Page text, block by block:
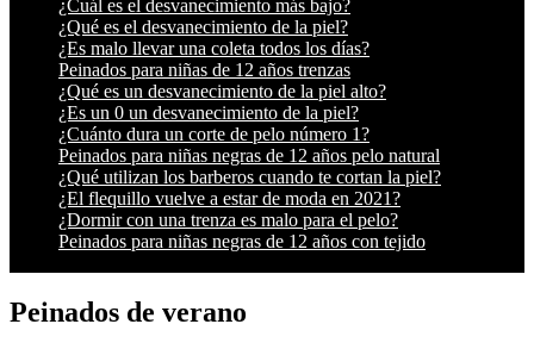
¿Cuál es el desvanecimiento más bajo?
¿Qué es el desvanecimiento de la piel?
¿Es malo llevar una coleta todos los días?
Peinados para niñas de 12 años trenzas
¿Qué es un desvanecimiento de la piel alto?
¿Es un 0 un desvanecimiento de la piel?
¿Cuánto dura un corte de pelo número 1?
Peinados para niñas negras de 12 años pelo natural
¿Qué utilizan los barberos cuando te cortan la piel?
¿El flequillo vuelve a estar de moda en 2021?
¿Dormir con una trenza es malo para el pelo?
Peinados para niñas negras de 12 años con tejido
Peinados de verano